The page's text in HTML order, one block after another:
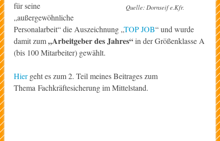
Quelle: Dornseif e.Kfr.
für seine
„außergewöhnliche
Personalarbeit“ die Auszeichnung „TOP JOB“ und wurde
damit zum„Arbeitgeber des Jahres“in der Größenklasse A
(bis 100 Mitarbeiter) gewählt.
Hiergeht es zum 2. Teil meines Beitrages zum
Thema Fachkräftesicherung im Mittelstand.